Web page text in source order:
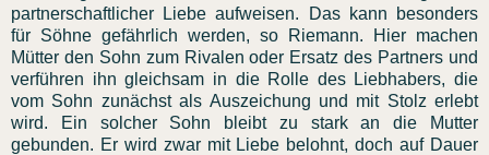
partnerschaftlicher Liebe aufweisen. Das kann besonders
für Söhne gefährlich werden, so Riemann. Hier machen
Mütter den Sohn zum Rivalen oder Ersatz des Partners und
verführen ihn gleichsam in die Rolle des Liebhabers, die
vom Sohn zunächst als Auszeichung und mit Stolz erlebt
wird. Ein solcher Sohn bleibt zu stark an die Mutter
gebunden. Er wird zwar mit Liebe belohnt, doch auf Dauer